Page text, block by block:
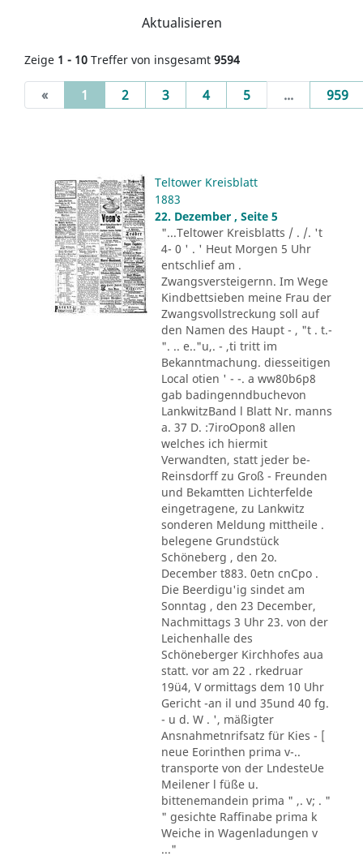
Aktualisieren
Zeige 1 - 10 Treffer von insgesamt 9594
« 1 (current)
2 3 4 5 ... 959
Teltower Kreisblatt
1883
22. Dezember , Seite 5
"...Teltower Kreisblatts / . /. 't
4- 0 ' . ' Heut Morgen 5 Uhr
entschlief am .
Zwangsversteigernn. Im Wege
Kindbettsieben meine Frau der
Zwangsvollstreckung soll auf
den Namen des Haupt - , "t . t.-
". .. e.."u,. - ,ti tritt im
Bekanntmachung. diesseitigen
Local otien ' - -. a ww80b6p8
gab badingenndbuchevon
LankwitzBand l Blatt Nr. manns
a. 37 D. :7iroOpon8 allen
welches ich hiermit
Verwandten, statt jeder be-
Reinsdorff zu Groß - Freunden
und Bekamtten Lichterfelde
eingetragene, zu Lankwitz
sonderen Meldung mittheile .
belegene Grundstück
Schöneberg , den 2o.
December t883. 0etn cnCpo .
Die Beerdigu'ig sindet am
Sonntag , den 23 December,
Nachmittags 3 Uhr 23. von der
Leichenhalle des
Schöneberger Kirchhofes aua
statt. vor am 22 . rkedruar
19ü4, V ormittags dem 10 Uhr
Gericht -an il und 35und 40 fg.
- u d. W . ', mäßigter
Ansnahmetnrifsatz für Kies - [
neue Eorinthen prima v-..
transporte von der LndesteUe
Meilener l füße u.
bittenemandein prima " ,. v; . "
" gesichte Raffinabe prima k
Weiche in Wagenladungen v
..."